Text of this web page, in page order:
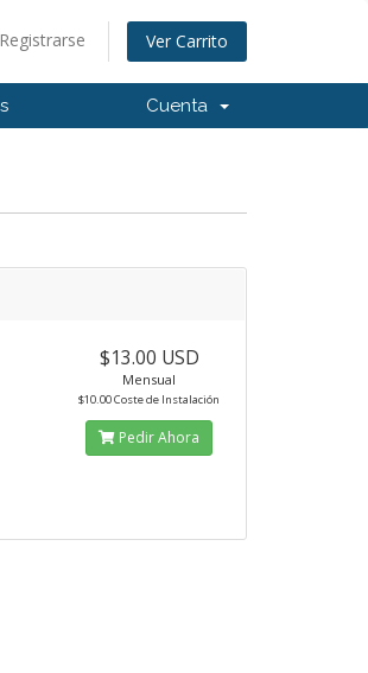
Registrarse Ver Carrito
Cuenta
$13.00 USD
Mensual
$10.00 Coste de Instalación
Pedir Ahora